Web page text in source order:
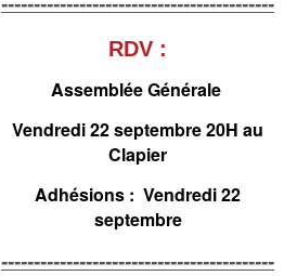
RDV :
Assemblée Générale
Vendredi 22 septembre 20H au
Clapier
Adhésions : Vendredi 22
septembre
------------------------------------------